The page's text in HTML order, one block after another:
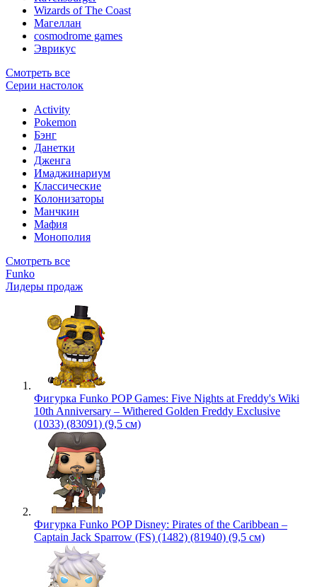
Wizards of The Coast
Магеллан
сosmodrome games
Эврикус
Смотреть все
Серии настолок
Activity
Pokemon
Бэнг
Данетки
Дженга
Имаджинариум
Классические
Колонизаторы
Манчкин
Мафия
Монополия
Смотреть все
Funko
Лидеры продаж
Фигурка Funko POP Games: Five Nights at Freddy's Wiki
10th Anniversary – Withered Golden Freddy Exclusive
(1033) (83091) (9,5 см)
Фигурка Funko POP Disney: Pirates of the Caribbean –
Captain Jack Sparrow (FS) (1482) (81940) (9,5 см)